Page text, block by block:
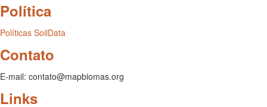
Política
Políticas SoilData
Contato
E-mail: contato@mapbiomas.org
Links